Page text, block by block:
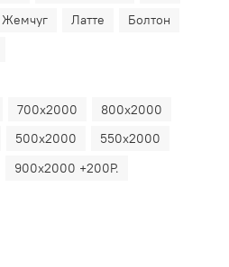
Жемчуг Латте
Болтон
700х2000
800х2000
500х2000
550х2000
900х2000 +200Р.